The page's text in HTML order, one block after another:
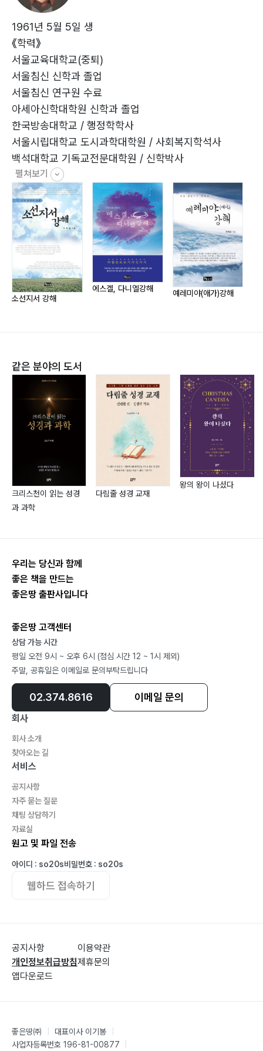
9. 요단 서편에 세운 단(수22장) … 69
10. 여호수아의 유언(수23~24장) … 76
11. 여호수아서 정리 … 81
PART 1
가나안 정복(BC 1406~1386년, 20년간) ? 13
■ 사사시대 서론?88
A. 사사기 … 98
1. 불완전한 정복으로 인한 재앙(삿1~2장) … 98
2. 옷니엘과 에훗(삿3장) … 106
3. 드보라와 바락 장군(삿4~5장) … 111
4. 기드온과 300용사(삿6~8장) … 116
5. 아비멜렉(삿9장) … 126
6. 입다(삿10~12:7) … 131
7. 삼손(삿12:8~15:20) … 140
8. 삼손의 최후(삿16장) … 147
9. 단 지파의 우상 채택(삿17~18장) … 153
10. 기브아 비류의 만행과 전쟁(삿19~20장) … 159
PART 2
사사시대(BC 1386~1050년, 336년간) ? 87
B. 룻기 … 176
1. 룻기 서론 … 176
2. 나오미의 가족과 룻의 선택(룻1장) … 181
3. 보아스를 만남(룻2장) … 186
4. 타작마당에서 접촉(룻3장) … 190
5. 보아스의 기업 무름(룻4장) … 195
2. 엘리와 불량한 자식들(삼상2:12~17, 2:22~4:22) …
208
3. 돌아온 법궤(삼상5:1~7:2) … 215
5. 사무엘의 노년-왕의 요구(삼상8장) … 226
■ ‘가나안 정복과 사사시대’ 정리?233
참고도서?239
1961년 5월 5일 생
《학력》
서울교육대학교(중퇴)
서울침신 신학과 졸업
서울침신 연구원 수료
아세아신학대학원 신학과 졸업
한국방송대학교 / 행정학학사
서울시립대학교 도시과학대학원 / 사회복지학석사
백석대학교 기독교전문대학원 / 신학박사
《경력》
SL교회 전도사(1991년)
예장총회 강도사(1996년)
수도노회 목사(1997년)
천강, 선목교회 담임(1996~2009년)
신흥대학, 성덕대학 강사(2004~2007년)
예장총회 수도노회 노회장(2007~2009년)
필리핀 마닐라 협력선교(2009년)
Oasis Monastery(기도원) 사역(2010~현재)
펼쳐보기
소선지서 강해
에스겔, 다니엘강해 예레미야(애가)강해
같은 분야의 도서
크리스천이 읽는 성경
과 과학
다림줄 성경 교재
왕의 왕이 나셨다
우리는 당신과 함께
좋은 책을 만드는
좋은땅 출판사입니다
좋은땅 고객센터
상담 가능 시간
평일 오전 9시 ~ 오후 6시 (점심 시간 12 ~ 1시 제외)
주말, 공휴일은 이메일로 문의부탁드립니다
02.374.8616 이메일 문의
회사
회사 소개
찾아오는 길
서비스
공지사항
자주 묻는 질문
채팅 상담하기
자료실
원고 및 파일 전송
아이디 : so20s비밀번호 : so20s
웹하드 접속하기
공지사항
개인정보취급방침
앱다운로드
이용약관
제휴문의
좋은땅㈜ 대표이사 이기봉
사업자등록번호 196-81-00877